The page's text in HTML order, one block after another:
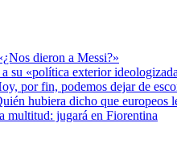
dieron a Messi?»
su «política exterior
por fin, podemos dejar de
hubiera dicho que europeos
multitud: jugará en Fiorentina